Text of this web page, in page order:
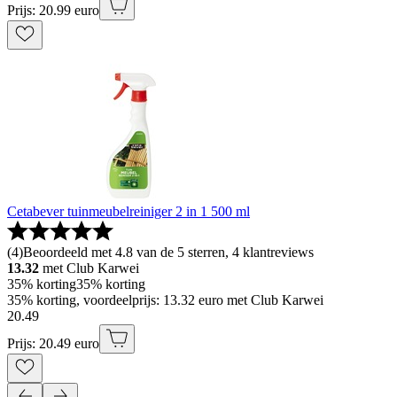
Prijs: 20.99 euro
Cetabever tuinmeubelreiniger 2 in 1 500 ml
(4)Beoordeeld met 4.8 van de 5 sterren, 4 klantreviews
13.32 met Club Karwei
35% korting35% korting
35% korting, voordeelprijs: 13.32 euro met Club Karwei
20.49
Prijs: 20.49 euro